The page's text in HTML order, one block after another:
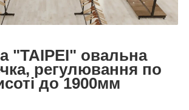
"TAIPEI" овальна
регулювання по
до 1900мм